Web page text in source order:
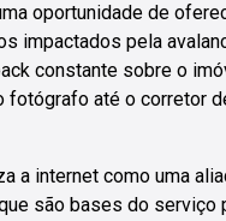
oportunidade de
impactados pela
constante sobre o
fotógrafo até o corretor
a internet como uma
são bases do serviço